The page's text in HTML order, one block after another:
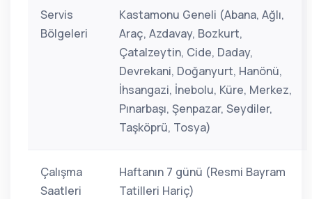
Servis
Bölgeleri
Kastamonu Geneli (Abana, Ağlı,
Araç, Azdavay, Bozkurt,
Çatalzeytin, Cide, Daday,
Devrekani, Doğanyurt, Hanönü,
İhsangazi, İnebolu, Küre, Merkez,
Pınarbaşı, Şenpazar, Seydiler,
Taşköprü, Tosya)
Çalışma
Saatleri
Haftanın 7 günü (Resmi Bayram
Tatilleri Hariç)